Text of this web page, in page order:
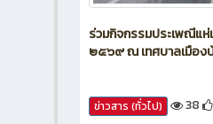
ร่วมกิจกรรมประเพณีแห่
๒๕๖๙ ณ เทศบาลเมือง
ข่าวสาร (ทั่วไป) 38